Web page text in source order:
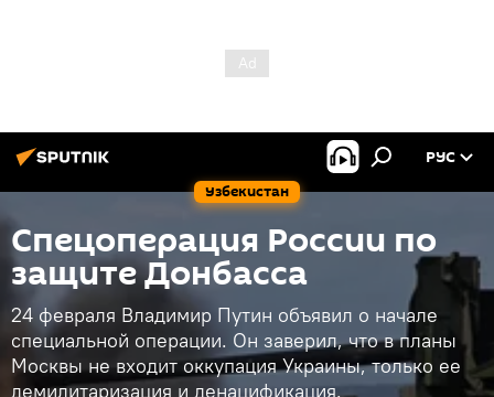
Узбекистан
РУС
Спецоперация России по
защите Донбасса
24 февраля Владимир Путин объявил о начале
специальной операции. Он заверил, что в планы
Москвы не входит оккупация Украины, только ее
демилитаризация и денацификация.